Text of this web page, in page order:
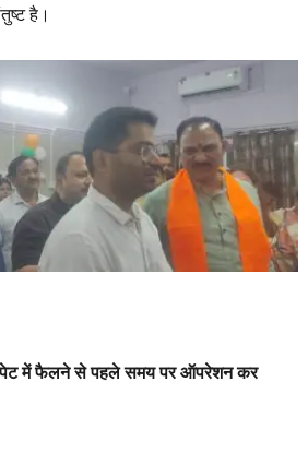
है।
में फैलने से पहले समय पर ऑपरेशन कर